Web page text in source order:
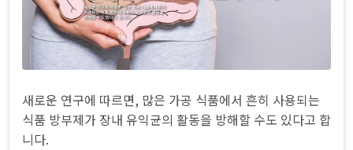
새로운 연구에 따르면, 많은 가공 식품에서 흔히 사용되는
식품 방부제가 장내 유익균의 활동을 방해할 수도 있다고 합
니다.